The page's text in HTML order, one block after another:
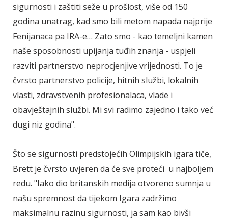
sigurnosti i zaštiti seže u prošlost, više od 150
godina unatrag, kad smo bili metom napada najprije
Fenijanaca pa IRA-e… Zato smo - kao temeljni kamen
naše sposobnosti upijanja tuđih znanja - uspjeli
razviti partnerstvo neprocjenjive vrijednosti. To je
čvrsto partnerstvo policije, hitnih službi, lokalnih
vlasti, zdravstvenih profesionalaca, vlade i
obavještajnih službi. Mi svi radimo zajedno i tako već
dugi niz godina".
Što se sigurnosti predstojećih Olimpijskih igara tiče,
Brett je čvrsto uvjeren da će sve proteći u najboljem
redu. "Iako dio britanskih medija otvoreno sumnja u
našu spremnost da tijekom Igara zadržimo
maksimalnu razinu sigurnosti, ja sam kao bivši